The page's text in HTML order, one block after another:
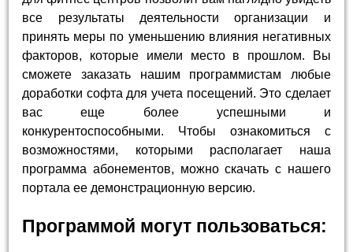
все результаты деятельности организации и
принять меры по уменьшению влияния негативных
факторов, которые имели место в прошлом. Вы
сможете заказать нашим программистам любые
доработки софта для учета посещений. Это сделает
вас еще более успешными и
конкурентоспособными. Чтобы ознакомиться с
возможностями, которыми располагает наша
программа абонементов, можно скачать с нашего
портала ее демонстрационную версию.
Программой могут пользоваться: